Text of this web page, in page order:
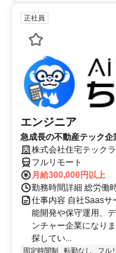
正社員
エンジニア
急成長の不動産テック
株式会社住宅テック
フルリモート
月給300,000円以上
勤務時間詳細 総労働
仕事内容 自社Saasサ
能開発や保守運用、
ンチャー企業になり
探してい...
固定時間制 転勤なし フル